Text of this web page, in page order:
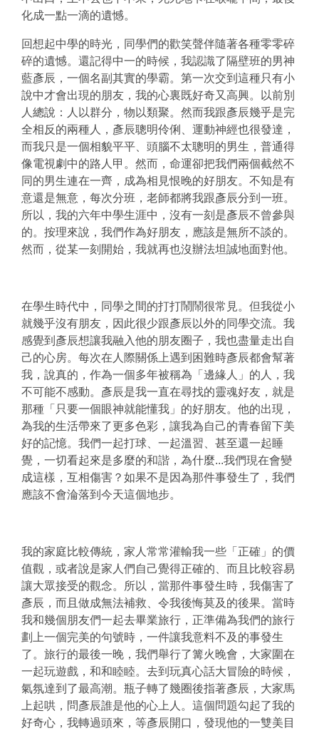
化成一點一滴的遺憾。
回想起中學的時光，同學們的歡笑聲伴隨著各種零零碎
碎的遺憾。還記得中一的時候，我認識了隔壁班的男神
藍彥辰，一個名副其實的學霸。第一次交到這種只有小
說中才會出現的朋友，我的心裏既好奇又高興。以前別
人總說：人以群分，物以類聚。然而我跟彥辰幾乎是完
全相反的兩種人，彥辰聰明伶俐
、運動神經也很發達，
而我只是一個相貌平平、頭腦不太聰明的男生，普通得
像電視劇中的路人甲。然而，命運卻把我們兩個截然不
同的男生連在一齊，成為相見恨晚的好朋友。不知是有
意還是無意，每次分班，老師都將我跟彥辰分到一班。
所以，我的六年中學生涯中，沒有一刻是彥辰不曾參與
的。按理來說，我們作為好朋友，應該是無所不談的。
然而，從某一刻開始，我就再也沒辦法坦誠地面對他。
在學生時代中，同學之間的打打鬧鬧很常見。但我從小
就幾乎沒有朋友，因此很少跟彥辰以外的同學交流。我
感覺到彥辰想讓我融入他的朋友圈子，我也盡量走出自
己的心房。每次在人際關係上遇到困難時彥辰都會幫著
我，說真的，作為一個多年被稱為「邊緣人」的人，我
不可能不感動。彥辰是我一直在尋找的靈魂好友，就是
那種「只要一個眼神就能懂我」的好朋友。他的出現，
為我的生活帶來了更多色彩，讓我為自己的青春留下美
好的記憶。我們一起打球、一起溫習、甚至還一起睡
覺，一切看起來是多麼的和諧，為什麼...我們現在會變
成這樣，互相傷害？如果不是因為那件事發生了，我們
應該不會淪落到今天這個地步。
我的家庭比較傳統，家人常常灌輸我一些「正確」的價
值觀，或者說是家人們自己覺得正確的、而且比較容易
讓大眾接受的觀念。所以，當那件事發生時，我傷害了
彥辰，而且做成無法補救、令我後悔莫及的後果。當時
我和幾個朋友們一起去畢業旅行，正準備為我們的旅行
劃上一個完美的句號時，一件讓我意料不及的事發生
了。旅行的最後一晚，我們舉行了篝火晚會，大家圍在
一起玩遊戲，和和睦睦。去到玩真心話大冒險的時候，
氣氛達到了最高潮。瓶子轉了幾圈後指著彥辰，大家馬
上起哄，問彥辰誰是他的心上人。這個問題勾起了我的
好奇心，我轉過頭來，等彥辰開口，發現他的一雙美目